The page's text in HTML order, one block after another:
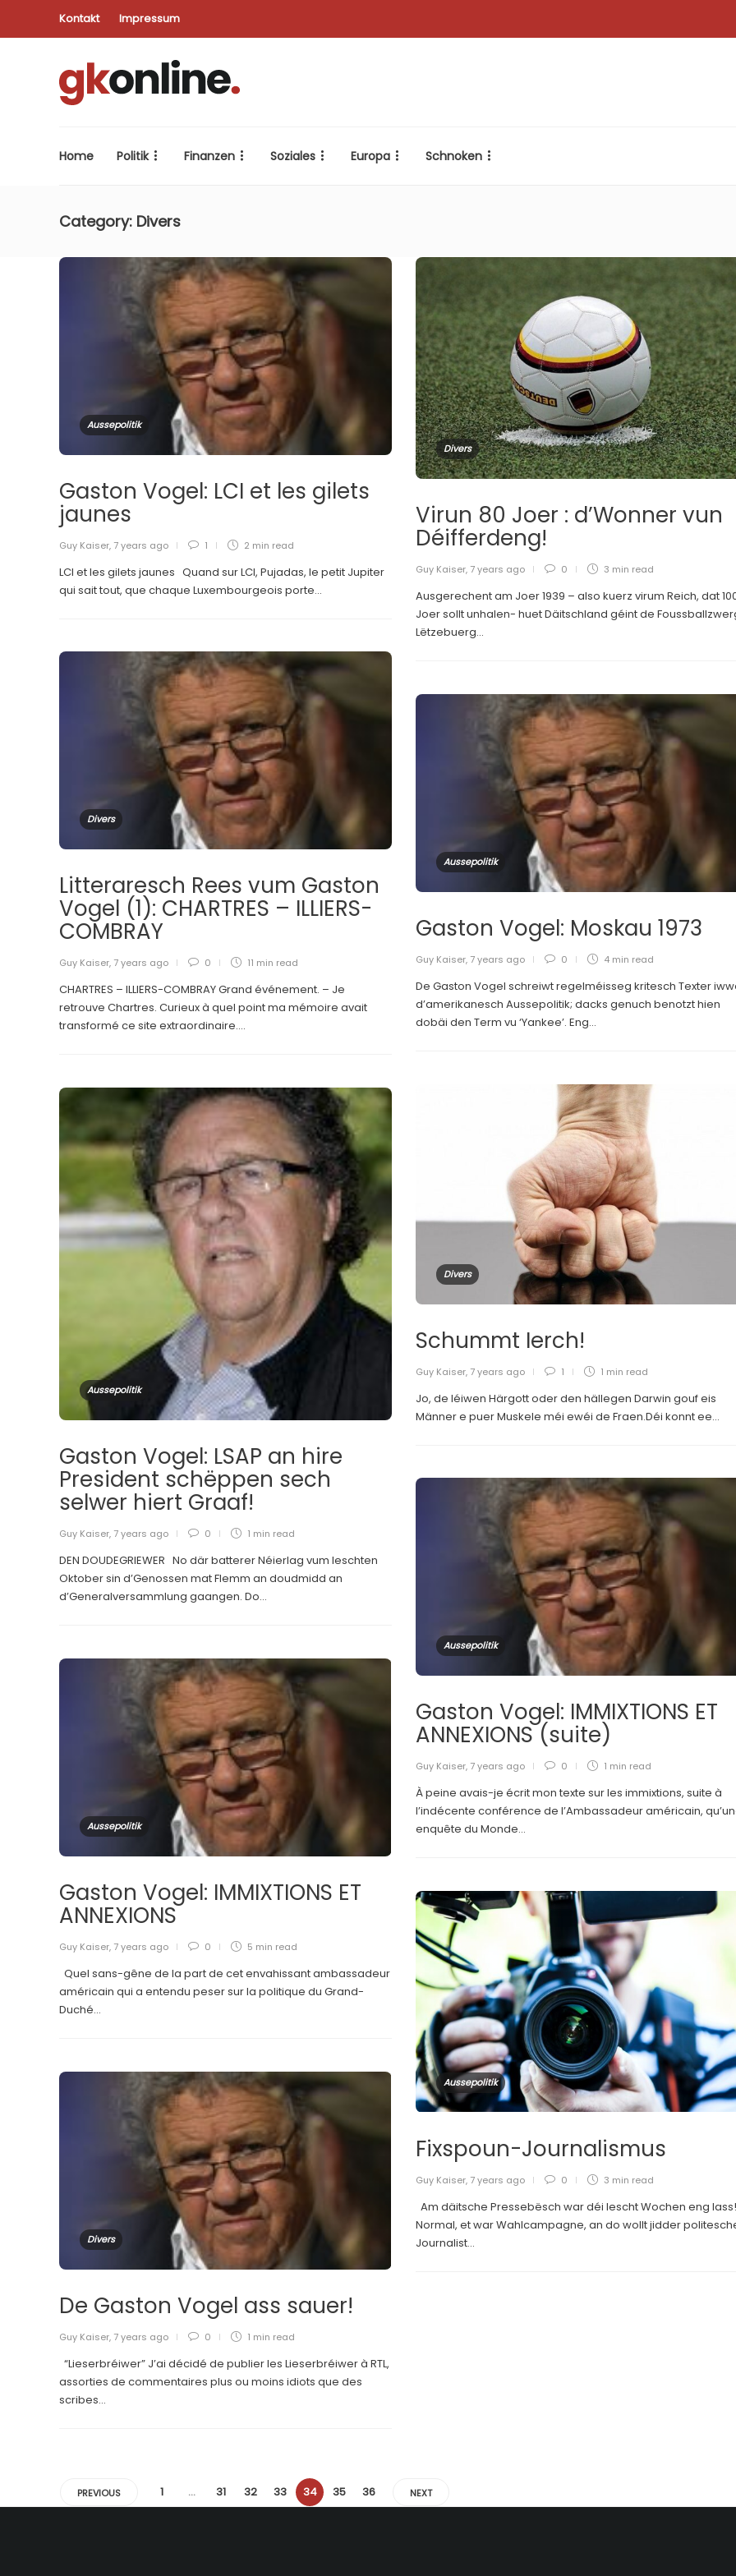
Kontakt Impressum
Home Politik Finanzen Soziales Europa Schnoken
Category: Divers
Aussepolitik
Gaston Vogel: LCI et les gilets
jaunes
Guy Kaiser, 7 years ago 1 2 min read
LCI et les gilets jaunes Quand sur LCI, Pujadas, le petit Jupiter
qui sait tout, que chaque Luxembourgeois porte...
Divers
Virun 80 Joer : d’Wonner vun
Déifferdeng!
Guy Kaiser, 7 years ago 0 3 min read
Ausgerechent am Joer 1939 – also kuerz virum Reich, dat
Joer sollt unhalen- huet Däitschland géint de
Lëtzebuerg...
Divers
Litteraresch Rees vum Gaston
Vogel (1): CHARTRES – ILLIERS-
COMBRAY
Guy Kaiser, 7 years ago 0 11 min read
CHARTRES – ILLIERS-COMBRAY Grand événement. – Je
retrouve Chartres. Curieux à quel point ma mémoire avait
transformé ce site extraordinaire....
Aussepolitik
Gaston Vogel: Moskau 1973
Guy Kaiser, 7 years ago 0 4 min read
De Gaston Vogel schreiwt regelméisseg kritesch Texter
d’amerikanesch Aussepolitik; dacks genuch benotzt hien
dobäi den Term vu ‘Yankee’. Eng...
Divers
Schummt Ierch!
Guy Kaiser, 7 years ago 1 1 min read
Jo, de léiwen Härgott oder den hällegen Darwin gouf eis
Männer e puer Muskele méi ewéi de Fraen.Déi konnt ee...
Aussepolitik
Gaston Vogel: LSAP an hire
President schëppen sech
selwer hiert Graaf!
Guy Kaiser, 7 years ago 0 1 min read
DEN DOUDEGRIEWER No där batterer Néierlag vum leschten
Oktober sin d’Genossen mat Flemm an doudmidd an
d’Generalversammlung gaangen. Do...
Aussepolitik
Gaston Vogel: IMMIXTIONS ET
ANNEXIONS (suite)
Guy Kaiser, 7 years ago 0 1 min read
À peine avais-je écrit mon texte sur les immixtions, suite à
l’indécente conférence de l’Ambassadeur américain,
enquête du Monde...
Aussepolitik
Gaston Vogel: IMMIXTIONS ET
ANNEXIONS
Guy Kaiser, 7 years ago 0 5 min read
Quel sans-gêne de la part de cet envahissant ambassadeur
américain qui a entendu peser sur la politique du Grand-
Duché...
Aussepolitik
Fixspoun-Journalismus
Guy Kaiser, 7 years ago 0 3 min read
Am däitsche Pressebësch war déi lescht Wochen eng lass!
Normal, et war Wahlcampagne, an do wollt jidder
Journalist...
Divers
De Gaston Vogel ass sauer!
Guy Kaiser, 7 years ago 0 1 min read
“Lieserbréiwer” J’ai décidé de publier les Lieserbréiwer à RTL,
assorties de commentaires plus ou moins idiots que des
scribes...
PREVIOUS 1 … 31 32 33 34 35 36 NEXT